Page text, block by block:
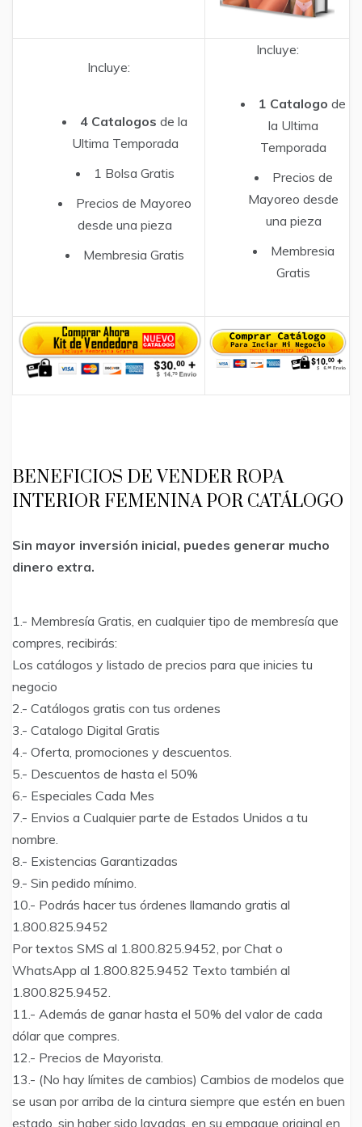
Incluye:
4 Catalogos de la
Ultima Temporada
1 Bolsa Gratis
Precios de Mayoreo
desde una pieza
Membresia Gratis
Incluye:
1 Catalogo de
la Ultima
Temporada
Precios de
Mayoreo desde
una pieza
Membresia
Gratis
BENEFICIOS DE VENDER ROPA
INTERIOR FEMENINA POR CATÁLOGO
Sin mayor inversión inicial, puedes generar mucho
dinero extra.
1.- Membresía Gratis, en cualquier tipo de membresía que
compres, recibirás:
Los catálogos y listado de precios para que inicies tu
negocio
2.- Catálogos gratis con tus ordenes
3.- Catalogo Digital Gratis
4.- Oferta, promociones y descuentos.
5.- Descuentos de hasta el 50%
6.- Especiales Cada Mes
7.- Envios a Cualquier parte de Estados Unidos a tu
nombre.
8.- Existencias Garantizadas
9.- Sin pedido mínimo.
10.- Podrás hacer tus órdenes llamando gratis al
1.800.825.9452
Por textos SMS al 1.800.825.9452, por Chat o
WhatsApp al 1.800.825.9452 Texto también al
1.800.825.9452.
11.- Además de ganar hasta el 50% del valor de cada
dólar que compres.
12.- Precios de Mayorista.
13.- (No hay límites de cambios) Cambios de modelos que
se usan por arriba de la cintura siempre que estén en buen
estado, sin haber sido lavadas, en su empaque original en